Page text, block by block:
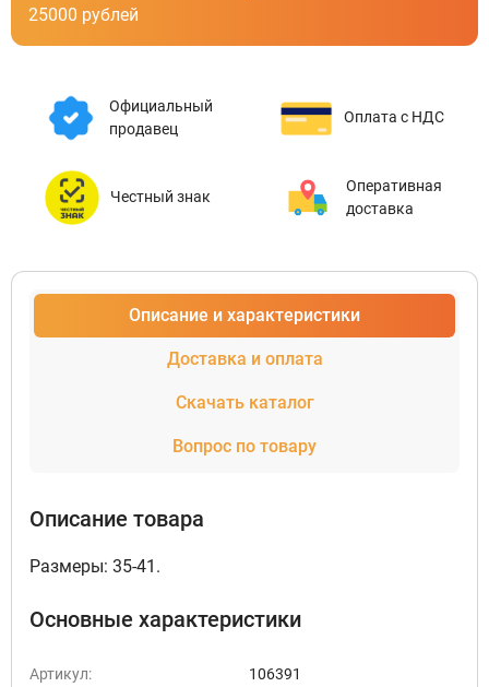
25000 рублей
Официальный
продавец
Оплата с НДС
Честный знак
Оперативная
доставка
Описание и характеристики
Доставка и оплата
Скачать каталог
Вопрос по товару
Описание товара
Размеры: 35-41.
Основные характеристики
Артикул: 106391